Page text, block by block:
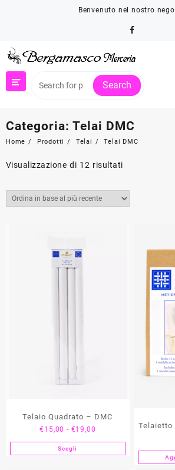
Benvenuto nel nostro
Search
Categoria: Telai DMC
Home Prodotti Telai Telai DMC
Visualizzazione di 12 risultatiOrdina
base
recente
Telaio Quadrato – DMC
€ 15,00 - €19,00
di
prezzo:
ScegliQuesto
Telaietto